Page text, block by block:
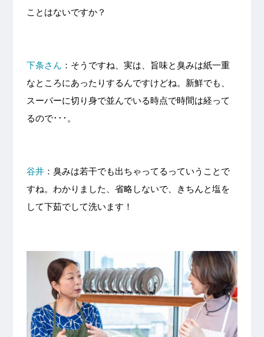
ことはないですか？
下条さん ：そうですね、実は、旨味と臭みは紙一重
なところにあったりするんですけどね。新鮮でも、
スーパーに切り身で並んでいる時点で時間は経って
るので･･･。
谷井：臭みは若干でも出ちゃってるっていうことで
すね。わかりました、省略しないで、きちんと塩を
して下茹でして洗います！